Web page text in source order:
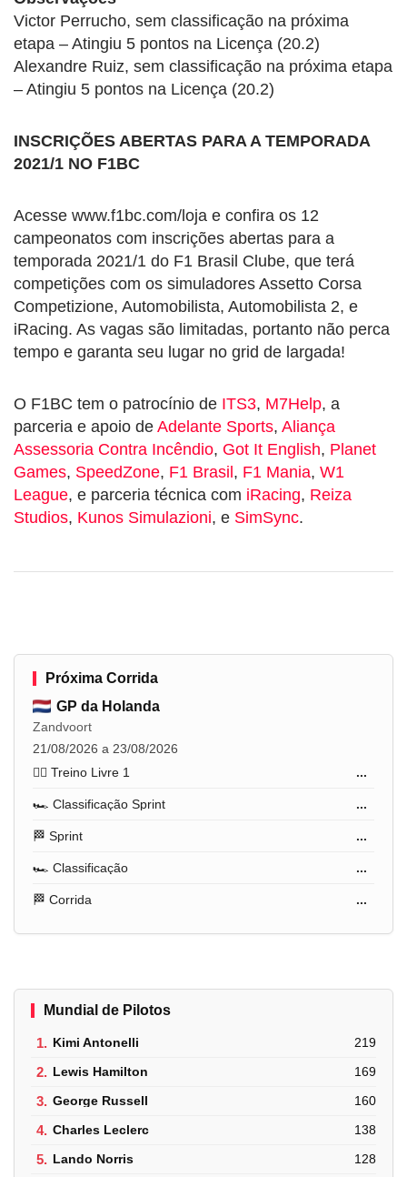
Victor Perrucho, sem classificação na próxima
etapa – Atingiu 5 pontos na Licença (20.2)
Alexandre Ruiz, sem classificação na próxima etapa
– Atingiu 5 pontos na Licença (20.2)
INSCRIÇÕES ABERTAS PARA A TEMPORADA
2021/1 NO F1BC
Acesse www.f1bc.com/loja e confira os 12
campeonatos com inscrições abertas para a
temporada 2021/1 do F1 Brasil Clube, que terá
competições com os simuladores Assetto Corsa
Competizione, Automobilista, Automobilista 2, e
iRacing. As vagas são limitadas, portanto não perca
tempo e garanta seu lugar no grid de largada!
O F1BC tem o patrocínio de ITS3, M7Help, a
parceria e apoio de Adelante Sports, Aliança
Assessoria Contra Incêndio, Got It English, Planet
Games, SpeedZone, F1 Brasil, F1 Mania, W1
League, e parceria técnica com iRacing, Reiza
Studios, Kunos Simulazioni, e SimSync.
Próxima Corrida
GP da Holanda
Zandvoort
21/08/2026 a 23/08/2026
🏋️‍♂️ Treino Livre 1
...
🏎️ Classificação Sprint ...
🏁 Sprint ...
🏎️ Classificação ...
🏁 Corrida ...
Mundial de Pilotos
1. Kimi Antonelli 219
2. Lewis Hamilton 169
3. George Russell 160
4. Charles Leclerc 138
5. Lando Norris 128